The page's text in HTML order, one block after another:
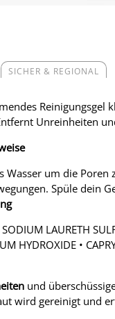
SICHER & REGIONAL
Unreinheiten
Wasser um die
Spüle dein
LAURETH
HYDROXIDE •
und
wird gereinigt und